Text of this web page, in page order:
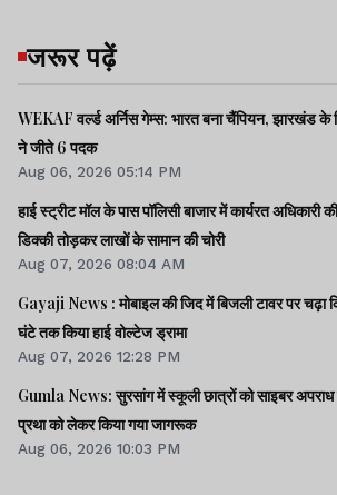
जरूर पढ़ें
WEKAF वर्ल्ड अर्निस गेम्स: भारत बना चैंपियन, झारखंड के
ने जीते 6 पदक
Aug 06, 2026 05:14 PM
हाई स्ट्रीट मॉल के पास पॉलिसी बाजार में कार्यरत अधिकारी
डिक्की तोड़कर लाखों के सामान की चोरी
Aug 07, 2026 08:04 AM
Gayaji News : मोबाइल की जिद में बिजली टावर पर चढ़ा
घंटे तक किया हाई वोल्टेज ड्रामा
Aug 07, 2026 12:28 PM
Gumla News: सुरसांग में स्कूली छात्रों को साइबर
प्रथा को लेकर किया गया जागरूक
Aug 06, 2026 10:03 PM